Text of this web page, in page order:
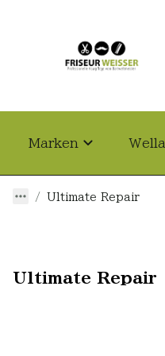
Marken Wella
Ultimate Repair
Ultimate Repair